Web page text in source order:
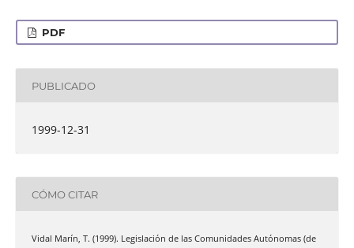
PDF
PUBLICADO
1999-12-31
CÓMO CITAR
Vidal Marín, T. (1999). Legislación de las Comunidades Autónomas (de